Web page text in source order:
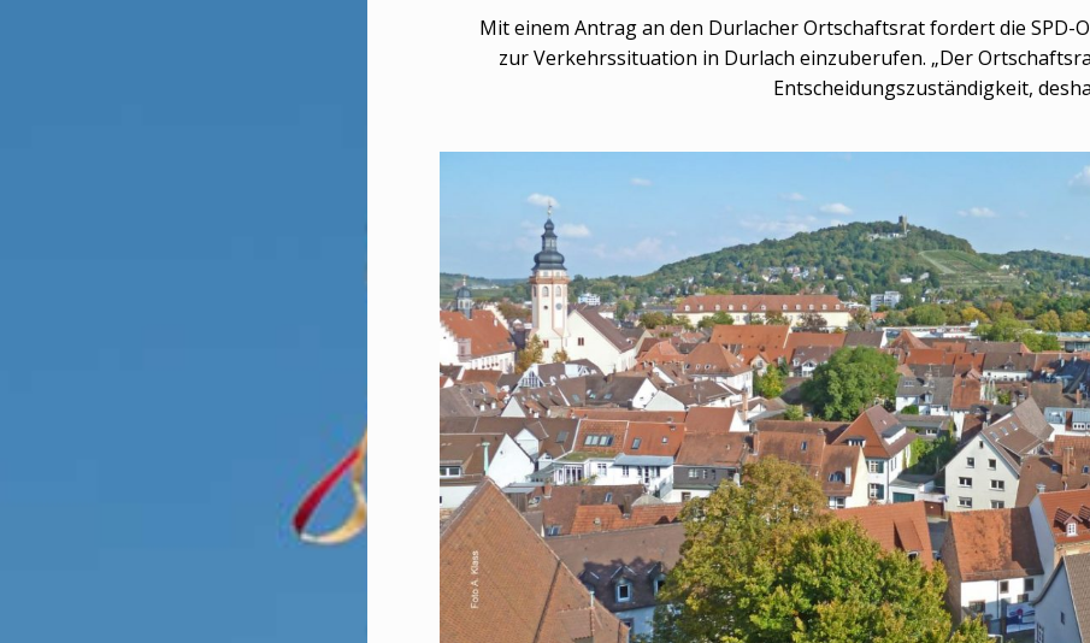
Mit einem Antrag an den Durlacher Ortschaftsrat fordert die
zur Verkehrssituation in Durlach einzuberufen. „Der
Entscheidungszuständigkeit,